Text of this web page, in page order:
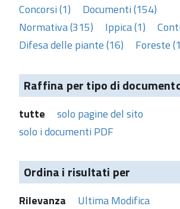
Concorsi (1)
Documenti (154)
Normativa (315)
Ippica (1)
Difesa delle piante (16)
Foreste
Raffina per tipo di
tutte
solo pagine del sito
solo i documenti PDF
Ordina i risultati per
Rilevanza Ultima Modifica